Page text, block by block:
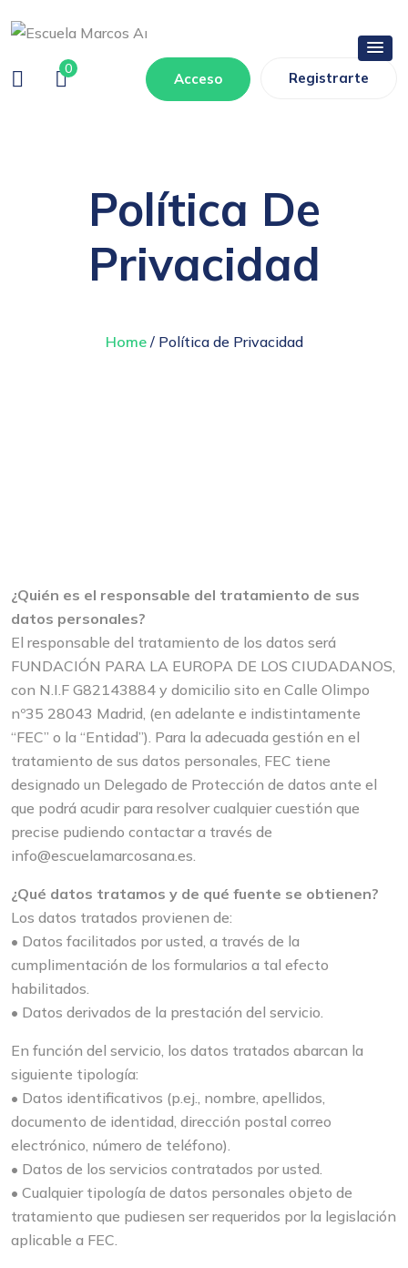
0
Acceso Registrarte
Política De
Privacidad
Home / Política de Privacidad
¿Quién es el responsable del tratamiento de sus
datos personales?
El responsable del tratamiento de los datos será
FUNDACIÓN PARA LA EUROPA DE LOS CIUDADANOS,
con N.I.F G82143884 y domicilio sito en Calle Olimpo
nº35 28043 Madrid, (en adelante e indistintamente
“FEC” o la “Entidad”). Para la adecuada gestión en el
tratamiento de sus datos personales, FEC tiene
designado un Delegado de Protección de datos ante el
que podrá acudir para resolver cualquier cuestión que
precise pudiendo contactar a través de
info@escuelamarcosana.es.
¿Qué datos tratamos y de qué fuente se obtienen?
Los datos tratados provienen de:
• Datos facilitados por usted, a través de la
cumplimentación de los formularios a tal efecto
habilitados.
• Datos derivados de la prestación del servicio.
En función del servicio, los datos tratados abarcan la
siguiente tipología:
• Datos identificativos (p.ej., nombre, apellidos,
documento de identidad, dirección postal correo
electrónico, número de teléfono).
• Datos de los servicios contratados por usted.
• Cualquier tipología de datos personales objeto de
tratamiento que pudiesen ser requeridos por la legislación
aplicable a FEC.